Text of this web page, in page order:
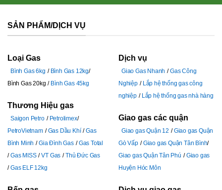
SẢN PHẨM/DỊCH VỤ
Loại Gas
Bình Gas 6kg
Bình Gas 12kg
Bình Gas 20kg
Bình Gas 45kg
Thương Hiệu gas
Saigon Petro
Petrolimex
PetroVietnam
Gas Dầu Khí
Gas
Bình Minh
Gia Đình Gas
Gas Total
Gas MISS
VT Gas
Thủ Đức Gas
Gas ELF 12kg
Dịch vụ
Giao Gas Nhanh
Gas Công
Nghiệp
Lắp hệ thống gas công
nghiệp
Lắp hệ thống gas nhà hàng
Giao gas các quận
Giao gas Quận 12
Giao gas Quận
Gò Vấp
Giao gas Quận Tân Bình
Giao gas Quận Tân Phú
Giao gas
Huyện Hóc Môn